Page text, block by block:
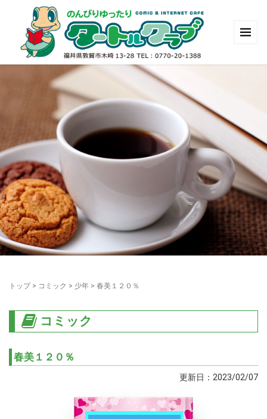
トップ> コミック > 少年 > 春美１２０％
コミック
春美１２０％
更新日：2023/02/07